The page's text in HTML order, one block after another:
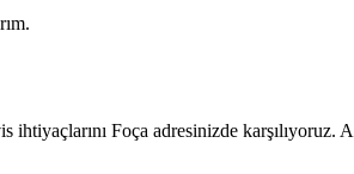
Foça adresinizde karşılıyoruz.